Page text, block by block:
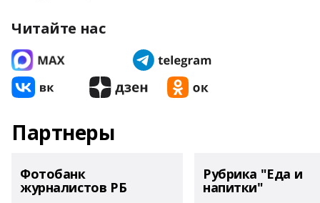
Читайте нас
Партнеры
Фотобанк
журналистов РБ
Рубрика "Еда и
напитки"